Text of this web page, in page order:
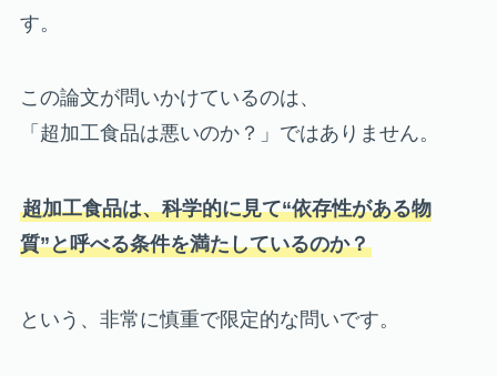
す。
この論文が問いかけているのは、
「超加工食品は悪いのか？」ではありません。
超加工食品は、科学的に見て“依存性がある物
質”と呼べる条件を満たしているのか？
という、非常に慎重で限定的な問いです。